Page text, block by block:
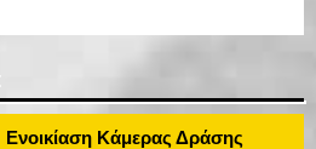
Ενοικίαση Κάμερας Δράσης